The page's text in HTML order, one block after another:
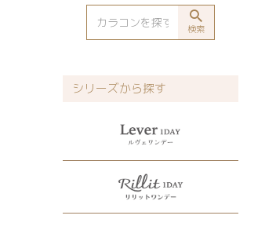
検索
シリーズから探す